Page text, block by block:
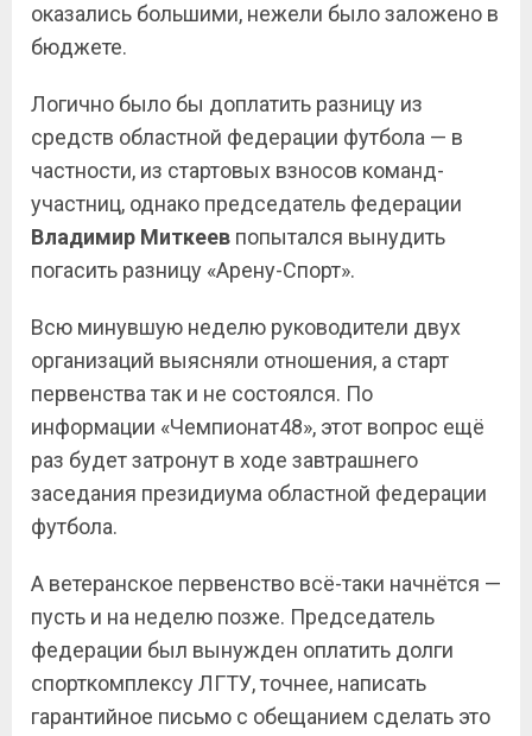
оказались большими, нежели было заложено в
бюджете.
Логично было бы доплатить разницу из
средств областной федерации футбола — в
частности, из стартовых взносов команд-
участниц, однако председатель федерации
Владимир Миткеев попытался вынудить
погасить разницу «Арену-Спорт».
Всю минувшую неделю руководители двух
организаций выясняли отношения, а старт
первенства так и не состоялся. По
информации «Чемпионат48», этот вопрос ещё
раз будет затронут в ходе завтрашнего
заседания президиума областной федерации
футбола.
А ветеранское первенство всё-таки начнётся —
пусть и на неделю позже. Председатель
федерации был вынужден оплатить долги
спорткомплексу ЛГТУ, точнее, написать
гарантийное письмо с обещанием сделать это